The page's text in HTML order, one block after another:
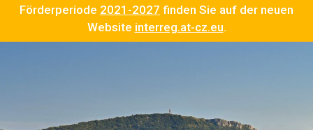
Förderperiode 2021-2027 finden Sie auf der neuen
Website interreg.at-cz.eu.